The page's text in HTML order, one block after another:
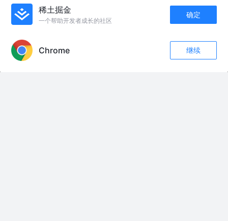
点赞
前沿技术瞭望官 评论
上班日常摸鱼
稀土掘金
一个帮助开发者成长的社区
确定
Chrome 继续